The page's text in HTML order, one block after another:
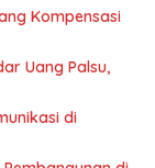
Kompensasi
Uang Palsu,
di